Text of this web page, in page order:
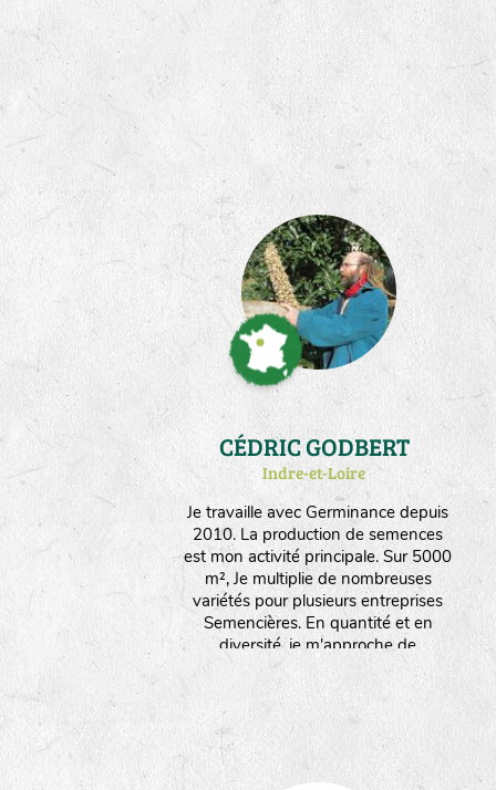
Je travaille avec Germinance depuis
2010. La production de semences
est mon activité principale. Sur 5000
m², Je multiplie de nombreuses
variétés pour plusieurs entreprises
Semencières. En quantité et en
diversité, je m'approche de
l'autonomie en graines nécessaire à
mon activité de production de plants
au printemps (atelier qui m'occupe à
temps plein de fevrier à début juin).
Je pratique la biodynamie et un peu
de traction animale.
CÉDRIC GODBERT
Indre-et-Loire